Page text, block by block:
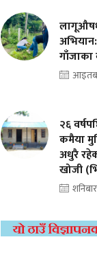
अभियान:
गाँजाका
२६
कमैया
अधुरै
खोजी